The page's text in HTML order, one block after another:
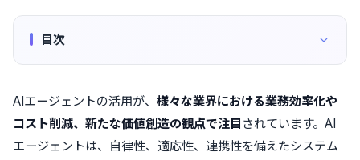
目次
AIエージェントの活用が、 様々な業界における業務効率化や
コスト削減、新たな価値創造の観点で注目 されています。AI
エージェントは、自律性、適応性、連携性を備えたシステム